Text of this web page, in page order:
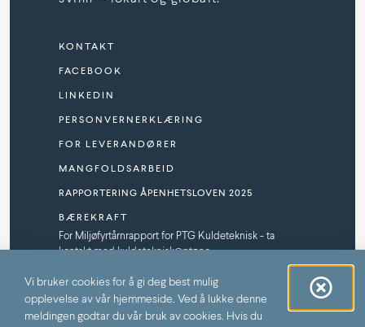
KONTAKT
FACEBOOK
LINKEDIN
PERSONVERNERKLÆRING
FOR LEVERANDØRER
MANGFOLDSARBEID
RAPPORTERING ÅPENHETSLOVEN 2025
BÆREKRAFT
For Miljøfyrtårnrapport for PTG Kuldeteknisk - ta
kontakt med kuldeteknisk@ptg.no
SPONSORPROGRAM
Vi bruker cookies for å gi deg best mulig
opplevelse av vår hjemmeside. Ved å lukke denne
meldingen godtar du vår bruk av cookies. Hvis du